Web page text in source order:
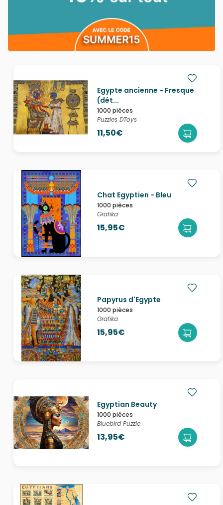
Egypte ancienne - Fresque
(dét...
1000 pièces
Puzzles DToys
11,50€
Chat Egyptien - Bleu
1000 pièces
Grafika
15,95€
Papyrus d'Egypte
1000 pièces
Grafika
15,95€
Egyptian Beauty
1000 pièces
Bluebird Puzzle
13,95€